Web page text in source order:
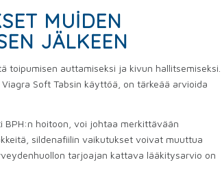
MUIDEN
JÄLKEEN
toipumisen auttamiseksi ja kivun hallitsemiseksi.
Soft Tabsin käyttöä, on tärkeää arvioida
BPH:n hoitoon, voi johtaa merkittävään
sildenafiilin vaikutukset voivat muuttua
tarjoajan kattava lääkitysarvio on